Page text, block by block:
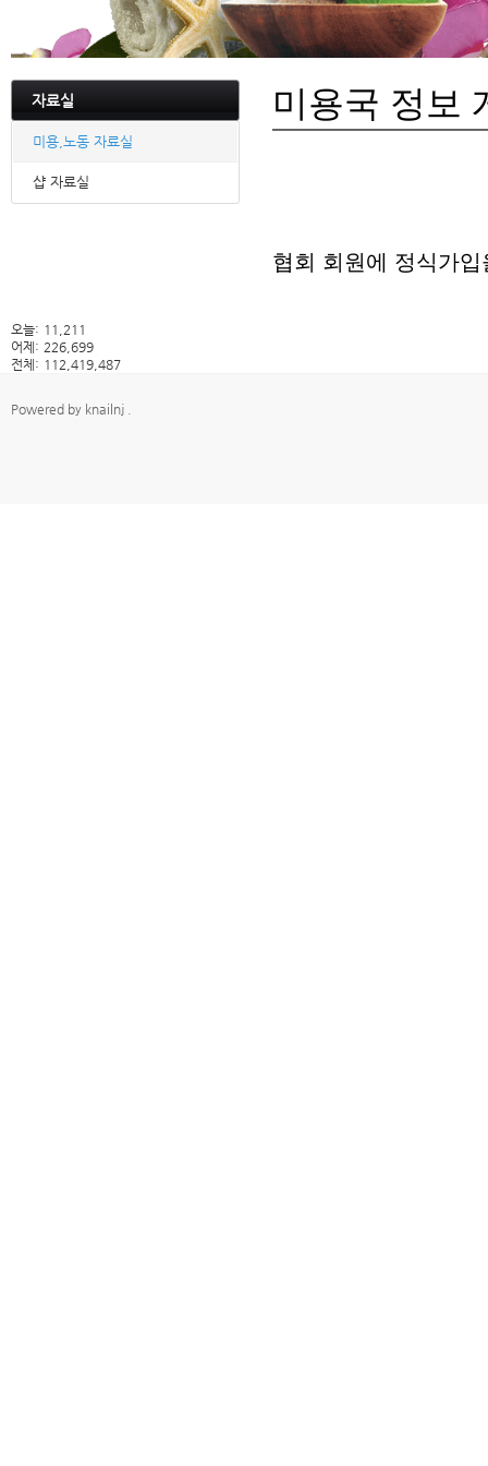
자료실
미용,노동 자료실
샵 자료실
미용국 정보
협회 회원에 정식가
오늘: 11,211
어제: 226,699
전체: 112,419,487
Powered by knailnj